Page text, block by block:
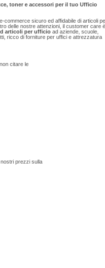
toner e accessori per il tuo Ufficio
commerce sicuro ed affidabile di articoli
delle nostre attenzioni, il customer care è
articoli per ufficioad aziende, scuole,
ricco di forniture per uffici e attrezzatura
citare le
prezzi sulla